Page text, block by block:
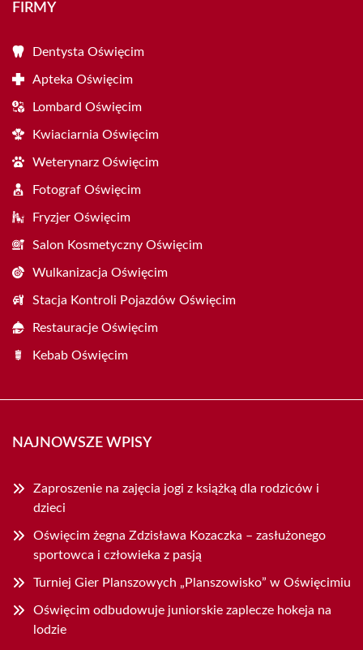
FIRMY
Dentysta Oświęcim
Apteka Oświęcim
Lombard Oświęcim
Kwiaciarnia Oświęcim
Weterynarz Oświęcim
Fotograf Oświęcim
Fryzjer Oświęcim
Salon Kosmetyczny Oświęcim
Wulkanizacja Oświęcim
Stacja Kontroli Pojazdów Oświęcim
Restauracje Oświęcim
Kebab Oświęcim
NAJNOWSZE WPISY
Zaproszenie na zajęcia jogi z książką dla rodziców i
dzieci
Oświęcim żegna Zdzisława Kozaczka – zasłużonego
sportowca i człowieka z pasją
Turniej Gier Planszowych „Planszowisko” w Oświęcimiu
Oświęcim odbudowuje juniorskie zaplecze hokeja na
lodzie